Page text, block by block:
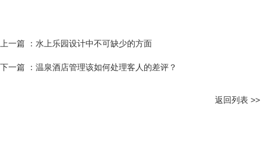
上一篇 ：水上乐园设计中不可缺少的方面
下一篇 ：温泉酒店管理该如何处理客人的差评？
返回列表 >>